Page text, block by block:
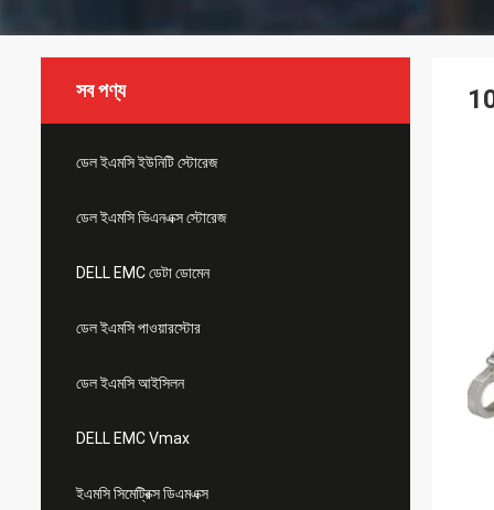
সব পণ্য
ডেল ইএমসি ইউনিটি স্টোরেজ
ডেল ইএমসি ভিএনএক্স স্টোরেজ
DELL EMC ডেটা ডোমেন
ডেল ইএমসি পাওয়ারস্টোর
ডেল ইএমসি আইসিলন
DELL EMC Vmax
ইএমসি সিমেট্রিক্স ডিএমএক্স